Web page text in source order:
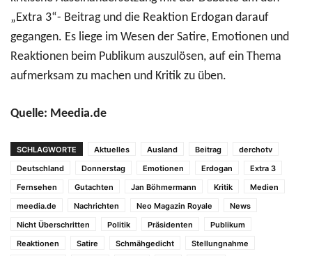
„Extra 3“- Beitrag und die Reaktion Erdogan darauf
gegangen. Es liege im Wesen der Satire, Emotionen und
Reaktionen beim Publikum auszulösen, auf ein Thema
aufmerksam zu machen und Kritik zu üben.
Quelle: Meedia.de
SCHLAGWORTE Aktuelles Ausland Beitrag
derchotv
Deutschland
Donnerstag Emotionen Erdogan
Extra 3
Fernsehen
Gutachten Jan Böhmermann Kritik
Medien
meedia.de
Nachrichten Neo Magazin Royale
News
Nicht Überschritten
Politik Präsidenten
Publikum
Reaktionen
Satire Schmähgedicht
Stellungnahme